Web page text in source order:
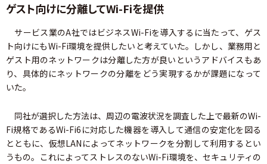
ゲスト向けに分離してWi-Fiを提供
サービス業のA社ではビジネスWi-Fiを導入するに当たって、ゲス
ト向けにもWi-Fi環境を提供したいと考えていた。しかし、業務用と
ゲスト用のネットワークは分離した方が良いというアドバイスもあ
り、具体的にネットワークの分離をどう実現するかが課題になって
いた。
同社が選択した方法は、周辺の電波状況を調査した上で最新のWi-
Fi規格であるWi-Fi6に対応した機器を導入して通信の安定化を図る
とともに、仮想LANによってネットワークを分割して利用するとい
うもの。これによってストレスのないWi-Fi環境を、セキュリティの